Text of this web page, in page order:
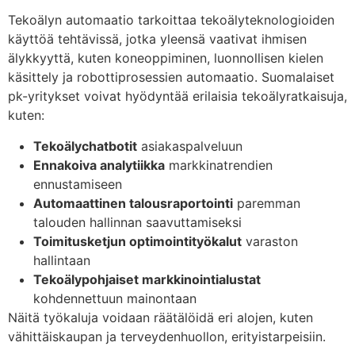
Tekoälyn automaatio tarkoittaa tekoälyteknologioiden
käyttöä tehtävissä, jotka yleensä vaativat ihmisen
älykkyyttä, kuten koneoppiminen, luonnollisen kielen
käsittely ja robottiprosessien automaatio. Suomalaiset
pk-yritykset voivat hyödyntää erilaisia tekoälyratkaisuja,
kuten:
Tekoälychatbotit asiakaspalveluun
Ennakoiva analytiikka markkinatrendien
ennustamiseen
Automaattinen talousraportointi paremman
talouden hallinnan saavuttamiseksi
Toimitusketjun optimointityökalut varaston
hallintaan
Tekoälypohjaiset markkinointialustat
kohdennettuun mainontaan
Näitä työkaluja voidaan räätälöidä eri alojen, kuten
vähittäiskaupan ja terveydenhuollon, erityistarpeisiin.